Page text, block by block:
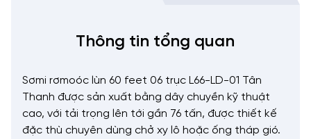
Thông tin tổng quan
Sơmi rơmoóc lùn 60 feet 06 trục L66-LD-01 Tân
Thanh được sản xuất bằng dây chuyền kỹ thuật
cao, với tải trọng lên tới gần 76 tấn, được thiết kế
đặc thù chuyên dùng chở xy lô hoặc ống tháp gió.